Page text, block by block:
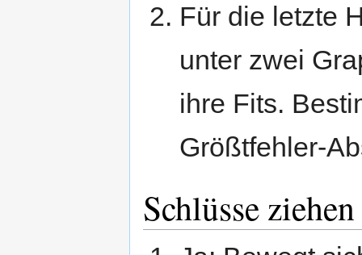
Für die letzte
unter zwei
ihre Fits.
Größtfehler-
Schlüsse